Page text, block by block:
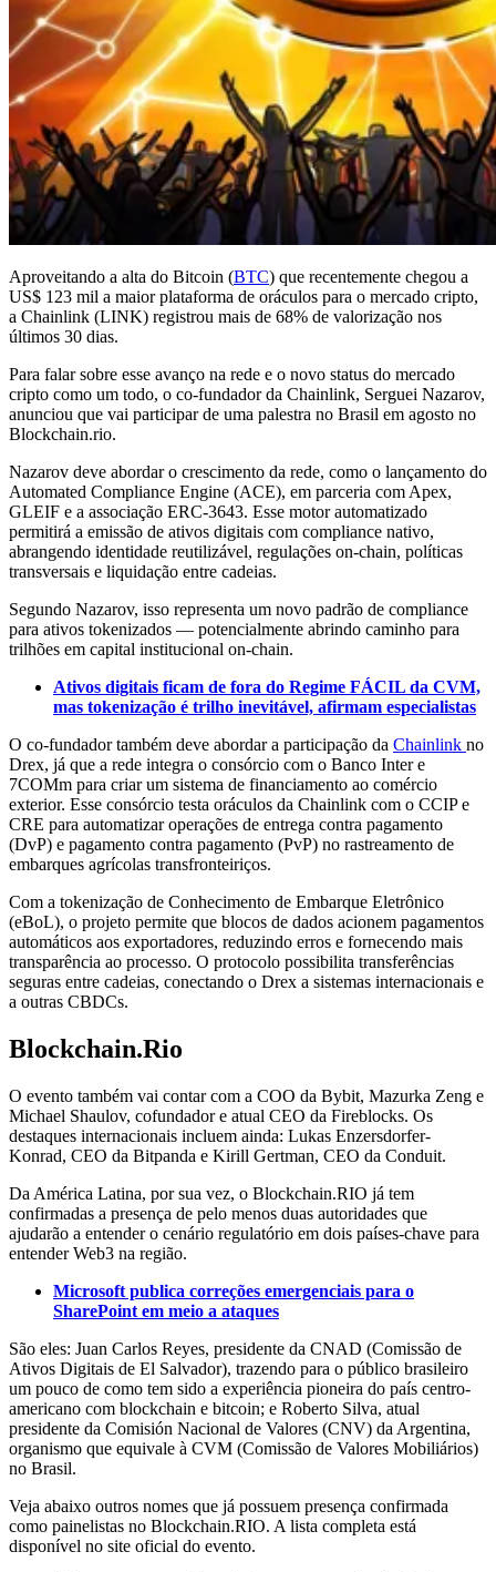
Aproveitando a alta do Bitcoin (BTC) que recentemente chegou a
US$ 123 mil a maior plataforma de oráculos para o mercado cripto,
a Chainlink (LINK) registrou mais de 68% de valorização nos
últimos 30 dias.
Para falar sobre esse avanço na rede e o novo status do mercado
cripto como um todo, o co-fundador da Chainlink, Serguei Nazarov,
anunciou que vai participar de uma palestra no Brasil em agosto no
Blockchain.rio.
Nazarov deve abordar o crescimento da rede, como o lançamento do
Automated Compliance Engine (ACE), em parceria com Apex,
GLEIF e a associação ERC‑3643. Esse motor automatizado
permitirá a emissão de ativos digitais com compliance nativo,
abrangendo identidade reutilizável, regulações on‑chain, políticas
transversais e liquidação entre cadeias.
Segundo Nazarov, isso representa um novo padrão de compliance
para ativos tokenizados — potencialmente abrindo caminho para
trilhões em capital institucional on‑chain.
Ativos digitais ficam de fora do Regime FÁCIL da CVM,
mas tokenização é trilho inevitável, afirmam especialistas
O co-fundador também deve abordar a participação da Chainlink no
Drex, já que a rede integra o consórcio com o Banco Inter e
7COMm para criar um sistema de financiamento ao comércio
exterior. Esse consórcio testa oráculos da Chainlink com o CCIP e
CRE para automatizar operações de entrega contra pagamento
(DvP) e pagamento contra pagamento (PvP) no rastreamento de
embarques agrícolas transfronteiriços.
Com a tokenização de Conhecimento de Embarque Eletrônico
(eBoL), o projeto permite que blocos de dados acionem pagamentos
automáticos aos exportadores, reduzindo erros e fornecendo mais
transparência ao processo. O protocolo possibilita transferências
seguras entre cadeias, conectando o Drex a sistemas internacionais e
a outras CBDCs.
Blockchain.Rio
O evento também vai contar com a COO da Bybit, Mazurka Zeng e
Michael Shaulov, cofundador e atual CEO da Fireblocks. Os
destaques internacionais incluem ainda: Lukas Enzersdorfer-
Konrad, CEO da Bitpanda e Kirill Gertman, CEO da Conduit.
Da América Latina, por sua vez, o Blockchain.RIO já tem
confirmadas a presença de pelo menos duas autoridades que
ajudarão a entender o cenário regulatório em dois países-chave para
entender Web3 na região.
Microsoft publica correções emergenciais para o
SharePoint em meio a ataques
São eles: Juan Carlos Reyes, presidente da CNAD (Comissão de
Ativos Digitais de El Salvador), trazendo para o público brasileiro
um pouco de como tem sido a experiência pioneira do país centro-
americano com blockchain e bitcoin; e Roberto Silva, atual
presidente da Comisión Nacional de Valores (CNV) da Argentina,
organismo que equivale à CVM (Comissão de Valores Mobiliários)
no Brasil.
Veja abaixo outros nomes que já possuem presença confirmada
como painelistas no Blockchain.RIO. A lista completa está
disponível no site oficial do evento.